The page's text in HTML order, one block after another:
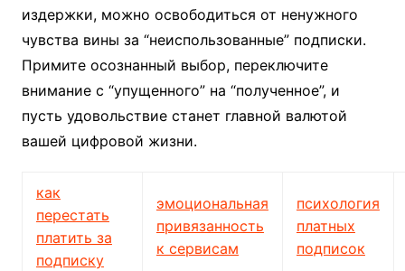
издержки, можно освободиться от ненужного
чувства вины за “неиспользованные” подписки.
Примите осознанный выбор, переключите
внимание с “упущенного” на “полученное”, и
пусть удовольствие станет главной валютой
вашей цифровой жизни.
как
перестать
платить за
подписку
эмоциональная
привязанность
к сервисам
психология
платных
подписок